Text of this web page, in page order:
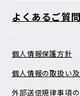
よくあるご質問
個人情報保護方針
個人情報の取扱い
外部送信規律事項